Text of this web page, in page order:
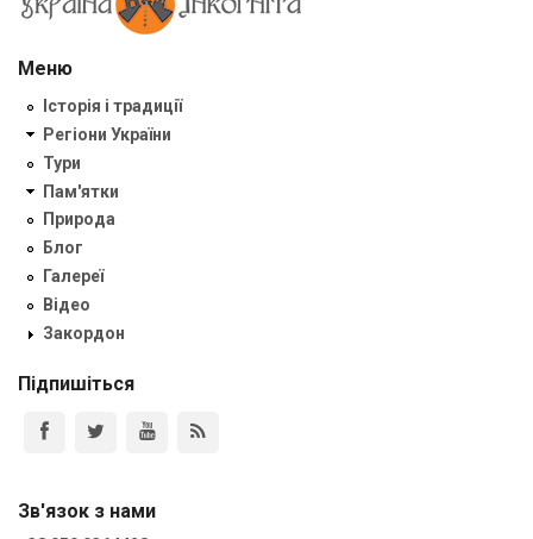
Меню
Історія і традиції
Регіони України
Тури
Пам'ятки
Природа
Блог
Галереї
Відео
Закордон
Підпишіться
Зв'язок з нами